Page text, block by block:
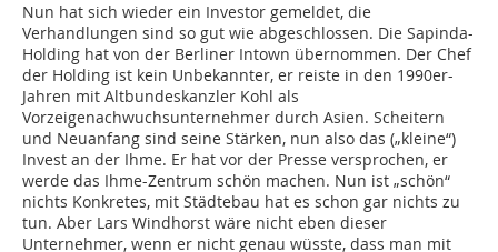
Nun hat sich wieder ein Investor gemeldet, die
Verhandlungen sind so gut wie abgeschlossen. Die Sapinda-
Holding hat von der Berliner Intown übernommen. Der Chef
der Holding ist kein Unbekannter, er reiste in den 1990er-
Jahren mit Altbundeskanzler Kohl als
Vorzeigenachwuchsunternehmer durch Asien. Scheitern
und Neuanfang sind seine Stärken, nun also das („kleine“)
Invest an der Ihme. Er hat vor der Presse versprochen, er
werde das Ihme-Zentrum schön machen. Nun ist „schön“
nichts Konkretes, mit Städtebau hat es schon gar nichts zu
tun. Aber Lars Windhorst wäre nicht eben dieser
Unternehmer, wenn er nicht genau wüsste, dass man mit